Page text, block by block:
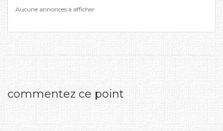
Aucune annonces à afficher
commentez ce point